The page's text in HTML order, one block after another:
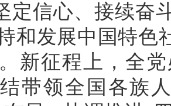
信心、接续奋
和发展中国特色
新征程上，全
带领全国各族